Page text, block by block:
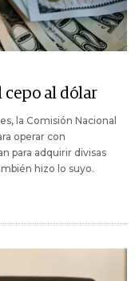
cepo al dólar
la Comisión Nacional
operar con
para adquirir divisas
hizo lo suyo.